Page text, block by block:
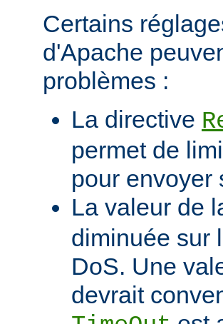
Certains
d'Apache
problèmes :
La directive
permet de
pour envoyer
La valeur de
diminuée sur
DoS. Une
devrait